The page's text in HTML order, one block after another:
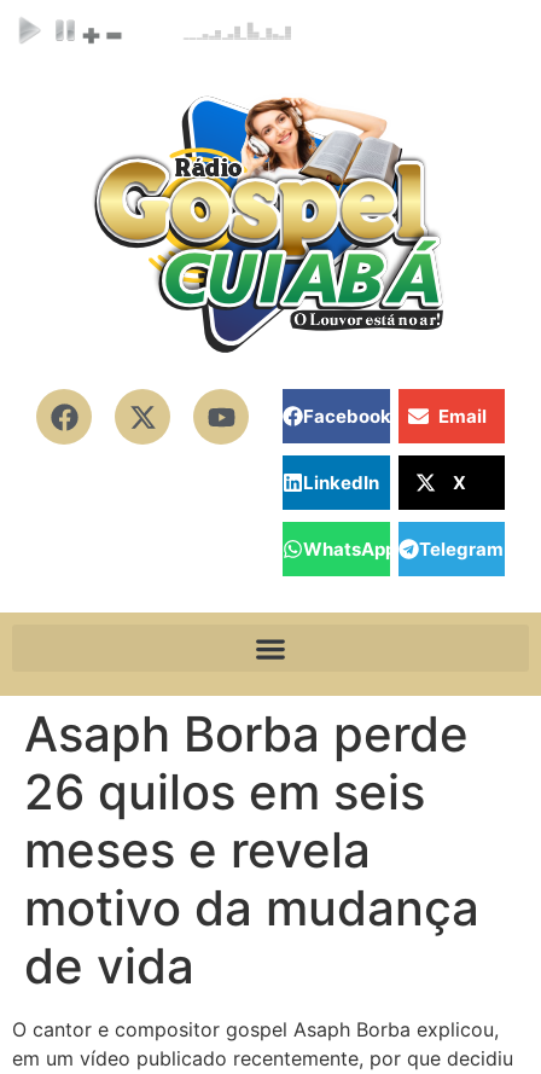
Facebook Email
LinkedIn X
WhatsApp Telegram
Asaph Borba perde
26 quilos em seis
meses e revela
motivo da mudança
de vida
O cantor e compositor gospel Asaph Borba explicou,
em um vídeo publicado recentemente, por que decidiu